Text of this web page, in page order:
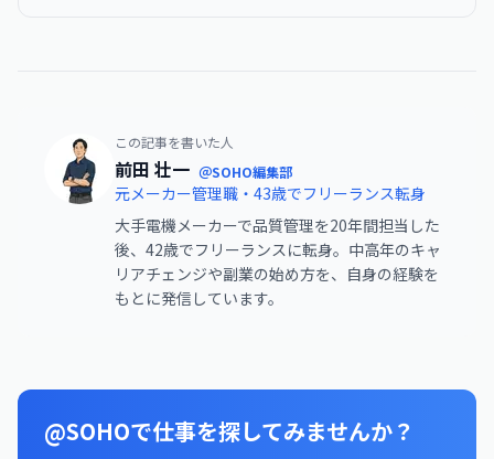
この記事を書いた人
前田 壮一 ＠SOHO編集部
元メーカー管理職・43歳でフリーランス転身
大手電機メーカーで品質管理を20年間担当した
後、42歳でフリーランスに転身。中高年のキャ
リアチェンジや副業の始め方を、自身の経験を
もとに発信しています。
@SOHOで仕事を探してみませんか？